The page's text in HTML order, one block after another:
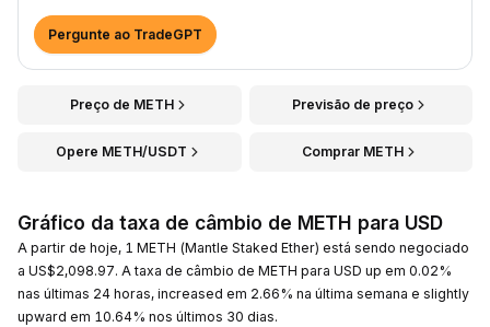
Pergunte ao TradeGPT
Preço de METH Previsão de preço
Opere METH/USDT Comprar METH
Gráfico da taxa de câmbio de METH para USD
A partir de hoje, 1 METH (Mantle Staked Ether) está sendo negociado
a US$2,098.97. A taxa de câmbio de METH para USD up em 0.02%
nas últimas 24 horas, increased em 2.66% na última semana e slightly
upward em 10.64% nos últimos 30 dias.